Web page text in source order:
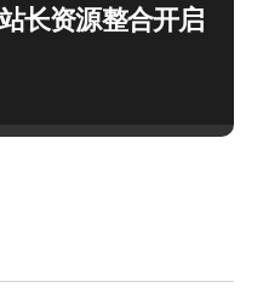
长资源整合开启